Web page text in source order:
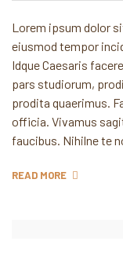
Lorem ipsum dolor
eiusmod tempor
Idque Caesaris
pars studiorum,
prodita quaerimus.
officia. Vivamus
faucibus. Nihilne te
READ MORE